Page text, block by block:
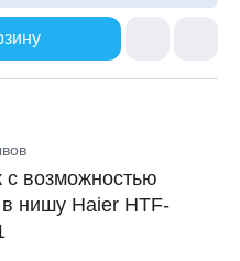
с возможностью
нишу Haier HTF-